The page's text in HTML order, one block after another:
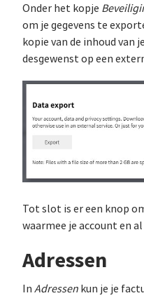
Onder het kopje
om je gegevens te
kopie van de inhoud van
desgewenst op een
Tot slot is er een knop
waarmee je account en
Adressen
In Adressen kun je je